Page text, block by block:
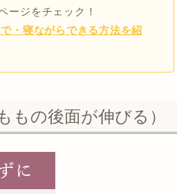
ージをチェック！
・寝ながらできる方法を紹
の後面が伸びる）